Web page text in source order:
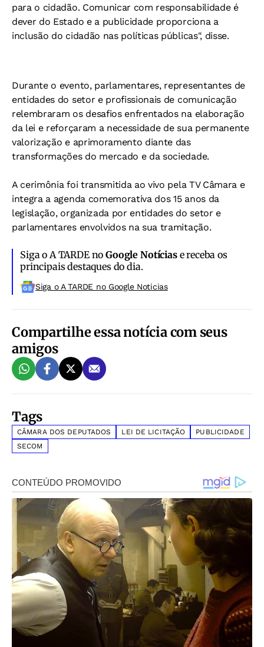
para o cidadão. Comunicar com responsabilidade é
dever do Estado e a publicidade proporciona a
inclusão do cidadão nas políticas públicas", disse.
Durante o evento, parlamentares, representantes de
entidades do setor e profissionais de comunicação
relembraram os desafios enfrentados na elaboração
da lei e reforçaram a necessidade de sua permanente
valorização e aprimoramento diante das
transformações do mercado e da sociedade.
A cerimônia foi transmitida ao vivo pela TV Câmara e
integra a agenda comemorativa dos 15 anos da
legislação, organizada por entidades do setor e
parlamentares envolvidos na sua tramitação.
Siga o A TARDE noGoogle Notíciase receba os
principais destaques do dia.
Siga o A TARDE no Google Noticias
Compartilhe essa notícia com seus
amigos
Tags
CÂMARA DOS DEPUTADOS LEI DE LICITAÇÃO
PUBLICIDADE
SECOM